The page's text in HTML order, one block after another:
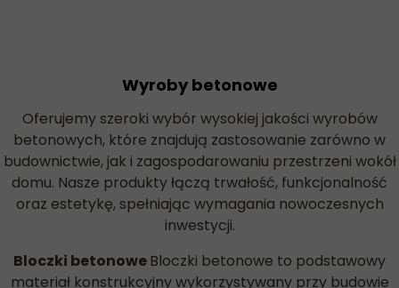
Wyroby betonowe
Oferujemy szeroki wybór wysokiej jakości wyrobów
betonowych, które znajdują zastosowanie zarówno w
budownictwie, jak i zagospodarowaniu przestrzeni wokół
domu. Nasze produkty łączą trwałość, funkcjonalność
oraz estetykę, spełniając wymagania nowoczesnych
inwestycji.
Bloczki betonoweBloczki betonowe to podstawowy
materiał konstrukcyjny wykorzystywany przy budowie